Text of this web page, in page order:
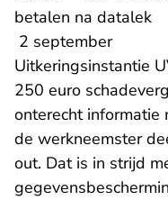
betalen na datalek
2 september
Uitkeringsinstantie
250 euro
onterecht informatie
de werkneemster
out. Dat is in strijd